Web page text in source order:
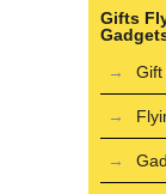
Gifts
Gift